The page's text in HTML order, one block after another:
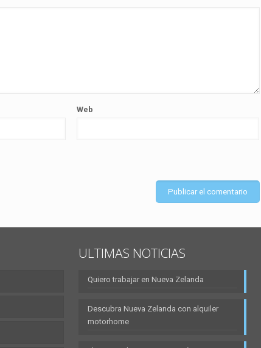
Web
ULTIMAS NOTICIAS
Quiero trabajar en Nueva Zelanda
Descubra Nueva Zelanda con alquiler
motorhome